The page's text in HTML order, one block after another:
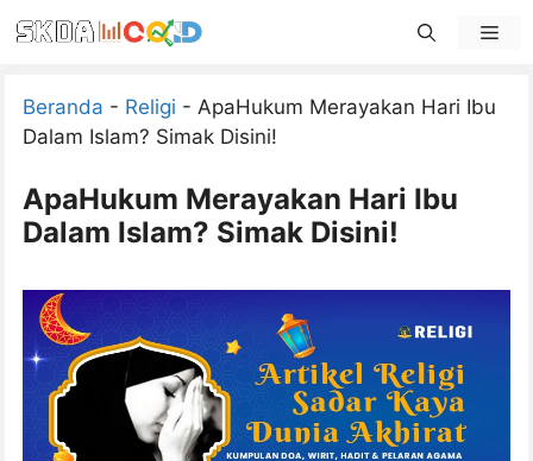
to
Beranda - Religi - ApaHukum Merayakan Hari Ibu
Dalam Islam? Simak Disini!
ApaHukum Merayakan Hari Ibu
Dalam Islam? Simak Disini!